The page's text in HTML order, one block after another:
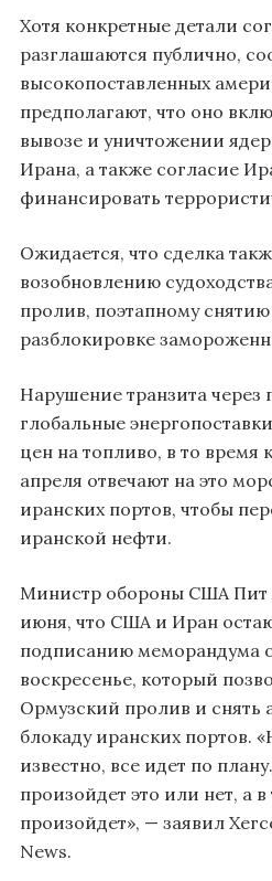
Хотя конкретные детали
разглашаются публично,
высокопоставленных
предполагают, что оно
вывозе и уничтожении
Ирана, а также согласие
финансировать
Ожидается, что сделка
возобновлению
пролив, поэтапному
разблокировке
Нарушение транзита через
глобальные
цен на топливо, в то
апреля отвечают на это
иранских портов, чтобы
иранской нефти.
Министр обороны США Пит
июня, что США и Иран
подписанию меморандума
воскресенье, который
Ормузский пролив и снять
блокаду иранских портов.
известно, все идет по
произойдет это или нет, а в
произойдет», — заявил
News.